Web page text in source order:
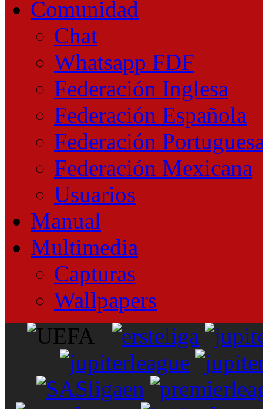
Comunidad
Chat
Whatsapp FDF
Federación Inglesa
Federación Española
Federación
Federación Mexicana
Usuarios
Manual
Multimedia
Capturas
Wallpapers